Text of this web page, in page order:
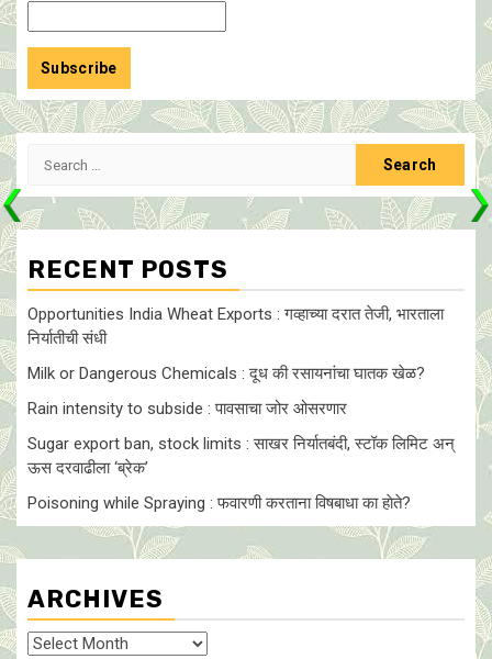
Search
RECENT POSTS
Opportunities India Wheat Exports : गव्हाच्या दरात तेजी, भारताला
निर्यातीची संधी
Milk or Dangerous Chemicals : दूध की रसायनांचा घातक खेळ?
Rain intensity to subside : पावसाचा जोर ओसरणार
Sugar export ban, stock limits : साखर निर्यातबंदी, स्टॉक लिमिट अन्
ऊस दरवाढीला ‘ब्रेक’
Poisoning while Spraying : फवारणी करताना विषबाधा का हाेते?
ARCHIVES
Archives